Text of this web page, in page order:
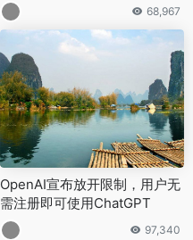
68,967
OpenAI宣布放开限制，用户无
需注册即可使用ChatGPT
97,340